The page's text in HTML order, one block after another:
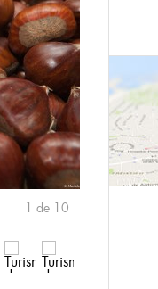
1 de 10